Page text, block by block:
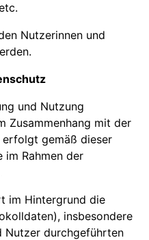
Nutzerinnen und
und Nutzung
Zusammenhang mit der
gemäß dieser
im Rahmen der
im Hintergrund die
insbesondere
Nutzer durchgeführten